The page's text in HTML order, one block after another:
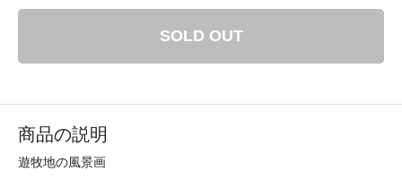
SOLD OUT
商品の説明
遊牧地の風景画